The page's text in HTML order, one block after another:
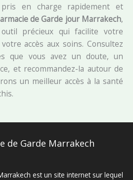
en charge rapidement et
de Garde jour Marrakech,
outil précieux qui facilite votre
accès aux soins. Consultez
que vous avez un doute, un
et recommandez-la autour de
un meilleur accès à la santé
de Garde Marrakech
est un site internet sur lequel